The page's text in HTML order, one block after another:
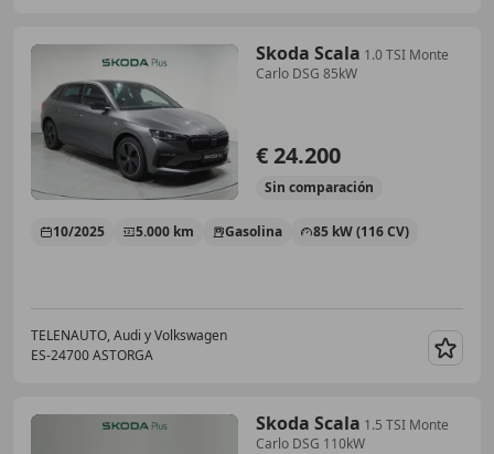
Skoda Scala 1.0 TSI Monte
Carlo DSG 85kW
€ 24.200
Sin comparación
10/2025 5.000 km Gasolina 85 kW (116 CV)
TELENAUTO, Audi y Volkswagen
ES-24700 ASTORGA
Skoda Scala 1.5 TSI Monte
Carlo DSG 110kW